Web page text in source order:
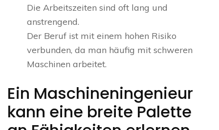
Die Arbeitszeiten sind oft lang und
anstrengend.
Der Beruf ist mit einem hohen Risiko
verbunden, da man häufig mit schweren
Maschinen arbeitet.
Ein Maschineningenieur
kann eine breite Palette